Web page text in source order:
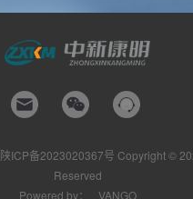
陕ICP备2023020367号 Copyright ©
Reserved
Powered by：
VANGO